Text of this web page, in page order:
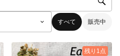
すべて 販売中
残り1点